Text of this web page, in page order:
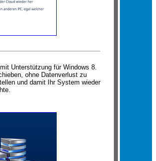
Unterstützung für Windows 8.
ohne Datenverlust zu
und damit Ihr System wieder